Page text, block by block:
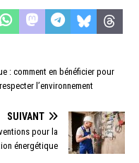
: comment en bénéficier pour
l’environnement
SUIVANT
pour la
énergétique